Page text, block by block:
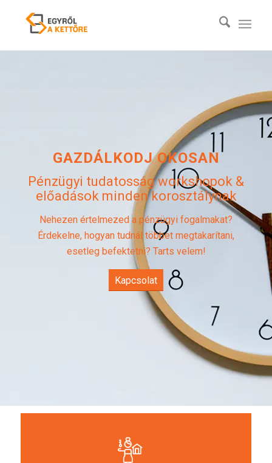
GAZDÁLKODJ OKOSAN
Pénzügyi tudatosság workshopok &
előadások minden korosztálynak
Nehezen értelmezed a pénzügyi fogalmakat?
Érdekelne, hogyan tudnál többet megtakarítani,
esetleg befektetni? Tarts velem!
Kapcsolat